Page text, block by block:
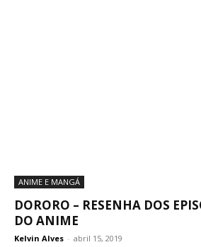
ANIME E MANGÁ
DORORO – RESENHA DOS
DO ANIME
Kelvin Alves - abril 15, 2019